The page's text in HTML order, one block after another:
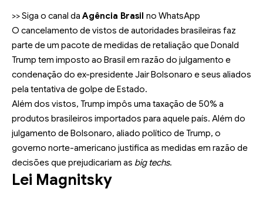
>> Siga o canal da Agência Brasil no WhatsApp
O cancelamento de vistos de autoridades brasileiras faz
parte de um pacote de medidas de retaliação que Donald
Trump tem imposto ao Brasil em razão do julgamento e
condenação do ex-presidente Jair Bolsonaro e seus aliados
pela tentativa de golpe de Estado.
Além dos vistos, Trump impôs uma taxação de 50% a
produtos brasileiros importados para aquele país. Além do
julgamento de Bolsonaro, aliado político de Trump, o
governo norte-americano justifica as medidas em razão de
decisões que prejudicariam as big techs.
Lei Magnitsky